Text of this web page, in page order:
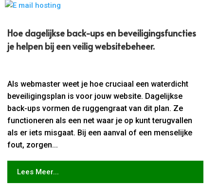
Hoe dagelijkse back-ups en beveiligingsfuncties
je helpen bij een veilig websitebeheer.​
Als webmaster weet je hoe cruciaal een waterdicht
beveiligingsplan is voor jouw website. Dagelijkse
back-ups vormen de ruggengraat van dit plan. Ze
functioneren als een net waar je op kunt terugvallen
als er iets misgaat. Bij een aanval of een menselijke
fout, zorgen...
Lees Meer...